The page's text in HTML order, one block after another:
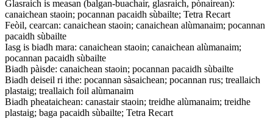
Glasraich is measan (balgan-buachair, glasraich, pònairean):
canaichean staoin; pocannan pacaidh sùbailte; Tetra Recart
Feòil, cearcan: canaichean staoin; canaichean alùmanaim; pocannan
pacaidh sùbailte
Iasg is biadh mara: canaichean staoin; canaichean alùmanaim;
pocannan pacaidh sùbailte
Biadh pàisde: canaichean staoin; pocannan pacaidh sùbailte
Biadh deiseil ri ithe: pocannan sàsaichean; pocannan rus; treallaich
plastaig; treallaich foil alùmanaim
Biadh pheataichean: canastair staoin; treidhe alùmanaim; treidhe
plastaig; baga pacaidh sùbailte; Tetra Recart